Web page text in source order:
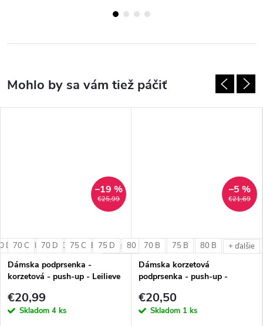
D 80 E 85 D 85 E + ďalšie
€25,99
–19 %
70 C 70 D 75 C 75 D 80 C 80 D 85 C 85 D 90 C
Dámska podprsenka -
korzetová - push-up - Leilieve
€20,99
Skladom 4 ks
€21,69
–5 %
70 B 75 B 80 B + ďalšie
Dámska korzetová
podprsenka - push-up -
€20,50
Skladom 1 ks